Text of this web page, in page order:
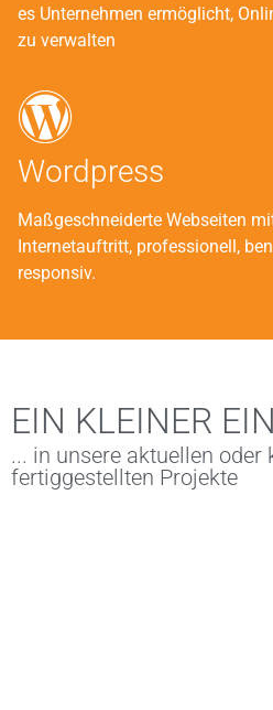
es Unternehmen ermöglicht,
zu verwalten
Wordpress
Maßgeschneiderte Webseiten
Internetauftritt, professionell,
responsiv.
EIN KLEINER
... in unsere aktuellen oder
fertiggestellten Projekte